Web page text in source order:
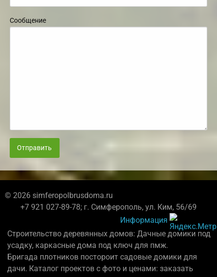
Сообщение
Отправить
© 2026 simferopolbrusdoma.ru
+7 921 027-89-78; г. Симферополь, ул. Ким, 56/69
Информация
Строительство деревянных домов: Дачные домики под
усадку, каркасные дома под ключ для пмж.
Бригада плотников постороит садовые домики для
дачи. Каталог проектов с фото и ценами: заказать